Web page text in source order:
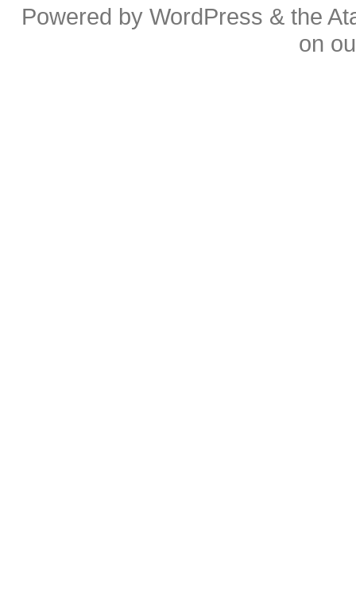
Powered byWordPress & the
on